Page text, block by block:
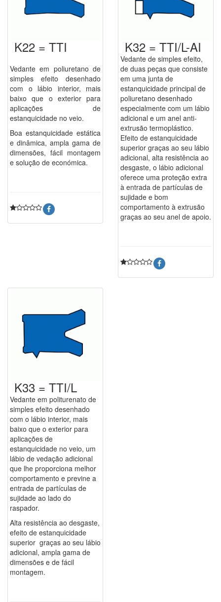
K22 = TTI
Vedante em poliuretano de
simples efeito desenhado
com o lábio interior, mais
baixo que o exterior para
aplicações de
estanquicidade no veio.
Boa estanquicidade estática
e dinâmica, ampla gama de
dimensões, fácil montagem
e solução de económica.
K32 = TTI/L-AI
Vedante de simples efeito,
de duas peças que consiste
em uma junta de
estanquicidade principal de
poliuretano desenhado
especialmente com um lábio
adicional e um anel anti-
extrusão termoplástico.
Efeito de estanquicidade
superior graças ao seu lábio
adicional, alta resistência ao
desgaste, o lábio adicional
oferece uma proteção extra
à entrada de partículas de
sujidade e bom
comportamento à extrusão
graças ao seu anel de apoio.
K33 = TTI/L
Vedante em politurenato de
simples efeito desenhado
com o lábio interior, mais
baixo que o exterior para
aplicações de
estanquicidade no veio, um
lábio de vedação adicional
que lhe proporciona melhor
comportamento e previne a
entrada de partículas de
sujidade ao lado do
raspador.
Alta resistência ao desgaste,
efeito de estanquicidade
superior graças ao seu lábio
adicional, ampla gama de
dimensões e de fácil
montagem.